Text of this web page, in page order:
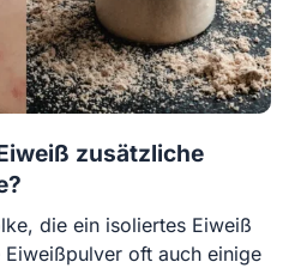
zusätzliche
die ein isoliertes Eiweiß
oft auch einige